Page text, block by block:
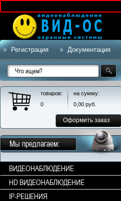
Регистрация Документация
товаров:
0
на сумму:
0,00 руб.
Оформить заказ
Мы предлагаем:
ВИДЕОНАБЛЮДЕНИЕ
HD ВИДЕОНАБЛЮДЕНИЕ
IP-РЕШЕНИЯ